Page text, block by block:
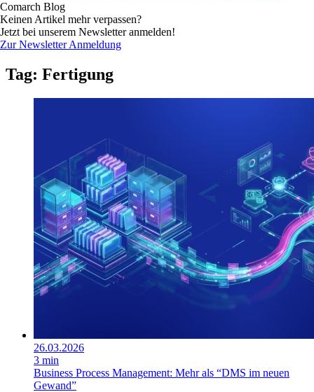
Comarch Blog
Keinen Artikel mehr verpassen?
Jetzt bei unserem Newsletter anmelden!
Zur Newsletter Anmeldung
Tag: Fertigung
26.03.2026
3 min
Business Process Management: Mehr als “DMS im neuen
Gewand”